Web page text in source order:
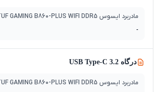
مادربرد ایسوس TUF GAMING B860-PLUS WIFI DDR5
-
درگاه 3.2 USB Type-C
مادربرد ایسوس TUF GAMING B860-PLUS WIFI DDR5